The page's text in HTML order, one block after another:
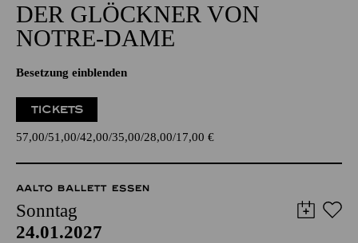
DER GLÖCKNER­ VON
NOTRE-DAME
Besetzung einblenden
TICKETS
57,00 51,00 42,00 35,00 28,00 17,00 €
AALTO BALLETT ESSEN
Sonntag
24.01.2027